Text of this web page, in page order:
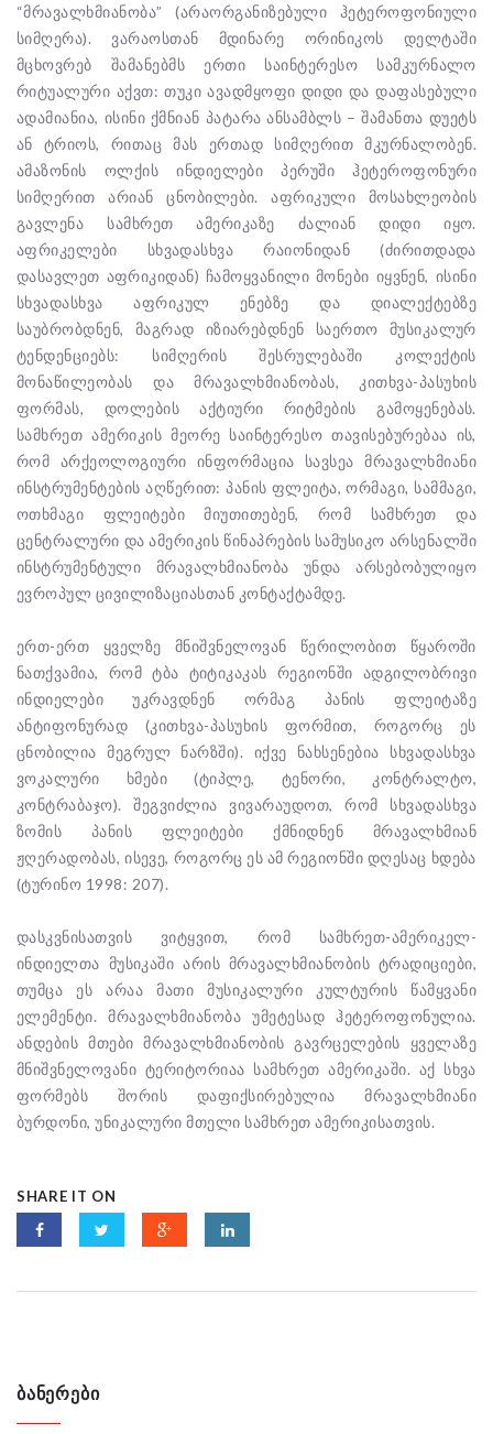
“მრავალხმიანობა” (არაორგანიზებული ჰეტეროფონიული
სიმღერა). ვარაოსთან მდინარე ორინიკოს დელტაში
მცხოვრებ შამანებმს ერთი საინტერესო სამკურნალო
რიტუალური აქვთ: თუკი ავადმყოფი დიდი და დაფასებული
ადამიანია, ისინი ქმნიან პატარა ანსამბლს – შამანთა დუეტს
ან ტრიოს, რითაც მას ერთად სიმღერით მკურნალობენ.
ამაზონის ოლქის ინდიელები პერუში ჰეტეროფონური
სიმღერით არიან ცნობილები. აფრიკული მოსახლეობის
გავლენა სამხრეთ ამერიკაზე ძალიან დიდი იყო.
აფრიკელები სხვადასხვა რაიონიდან (ძირითდადა
დასავლეთ აფრიკიდან) ჩამოყვანილი მონები იყვნენ, ისინი
სხვადასხვა აფრიკულ ენებზე და დიალექტებზე
საუბრობდნენ, მაგრად იზიარებდნენ საერთო მუსიკალურ
ტენდენციებს: სიმღერის შესრულებაში კოლექტის
მონაწილეობას და მრავალხმიანობას, კითხვა-პასუხის
ფორმას, დოლების აქტიური რიტმების გამოყენებას.
სამხრეთ ამერიკის მეორე საინტერესო თავისებურებაა ის,
რომ არქეოლოგიური ინფორმაცია სავსეა მრავალხმიანი
ინსტრუმენტების აღწერით: პანის ფლეიტა, ორმაგი, სამმაგი,
ოთხმაგი ფლეიტები მიუთითებენ, რომ სამხრეთ და
ცენტრალური და ამერიკის წინაპრების სამუსიკო არსენალში
ინსტრუმენტული მრავალხმიანობა უნდა არსებობულიყო
ევროპულ ცივილიზაციასთან კონტაქტამდე.
ერთ-ერთ ყველზე მნიშვნელოვან წერილობით წყაროში
ნათქვამია, რომ ტბა ტიტიკაკას რეგიონში ადგილობრივი
ინდიელები უკრავდნენ ორმაგ პანის ფლეიტაზე
ანტიფონურად (კითხვა-პასუხის ფორმით, როგორც ეს
ცნობილია მეგრულ ნარზში). იქვე ნახსენებია სხვადასხვა
ვოკალური ხმები (ტიპლე, ტენორი, კონტრალტო,
კონტრაბაჯო). შეგვიძლია ვივარაუდოთ, რომ სხვადასხვა
ზომის პანის ფლეიტები ქმნიდნენ მრავალხმიან
ჟღერადობას, ისევე, როგორც ეს ამ რეგიონში დღესაც ხდება
(ტურინო 1998: 207).
დასკვნისათვის ვიტყვით, რომ სამხრეთ-ამერიკელ-
ინდიელთა მუსიკაში არის მრავალხმიანობის ტრადიციები,
თუმცა ეს არაა მათი მუსიკალური კულტურის წამყვანი
ელემენტი. მრავალხმიანობა უმეტესად ჰეტეროფონულია.
ანდების მთები მრავალხმიანობის გავრცელების ყველაზე
მნიშვნელოვანი ტერიტორიაა სამხრეთ ამერიკაში. აქ სხვა
ფორმებს შორის დაფიქსირებულია მრავალხმიანი
ბურდონი, უნიკალური მთელი სამხრეთ ამერიკისათვის.
SHARE IT ON
ᲑᲐᲜᲔᲠᲔᲑᲘ